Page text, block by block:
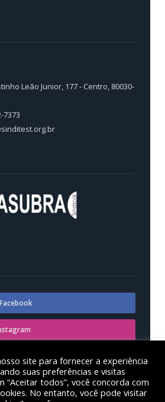
Leão Junior, 177 - Centro, 80030-
7373
site para fornecer a experiência
suas preferências e visitas
“Aceitar todos”, você concorda com
No entanto, você pode visitar